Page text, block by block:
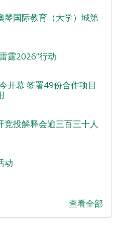
琴国际教育（大学）城第
霆2026”行动
开幕 签署49份合作项目
投解释会逾三百三十人
动
查看全部